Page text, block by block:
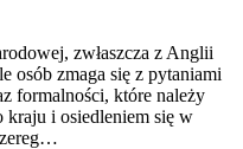
zwłaszcza z Anglii
osób zmaga się z pytaniami
formalności, które należy
kraju i osiedleniem się w